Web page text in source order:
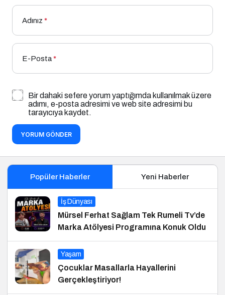
Adınız *
E-Posta*
Bir dahaki sefere yorum yaptığımda kullanılmak üzere
adımı, e-posta adresimi ve web site adresimi bu
tarayıcıya kaydet.
YORUM GÖNDER
Popüler Haberler Yeni Haberler
İş Dünyası
Mürsel Ferhat Sağlam Tek Rumeli Tv’de
Marka Atölyesi Programına Konuk Oldu
Yaşam
Çocuklar Masallarla Hayallerini
Gerçekleştiriyor!